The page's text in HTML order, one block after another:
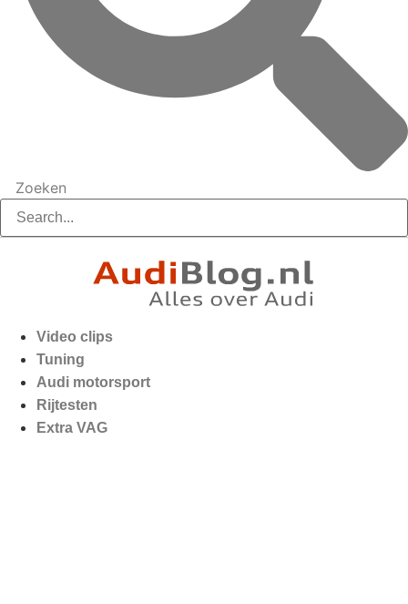
Zoeken
Video clips
Tuning
Audi motorsport
Rijtesten
Extra VAG